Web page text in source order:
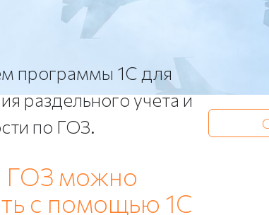
программы 1С для
раздельного учета и
по ГОЗ.
ГОЗ можно
с помощью 1С